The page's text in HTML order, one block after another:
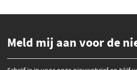
Meld mij aan voor de